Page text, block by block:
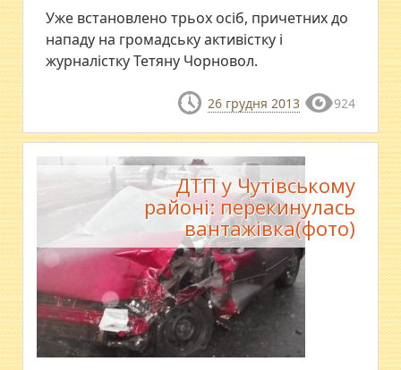
Уже встановлено трьох осіб, причетних до
нападу на громадську активістку і
журналістку Тетяну Чорновол.
26 грудня 2013 924
ДТП у Чутівському
районі: перекинулась
вантажівка(фото)